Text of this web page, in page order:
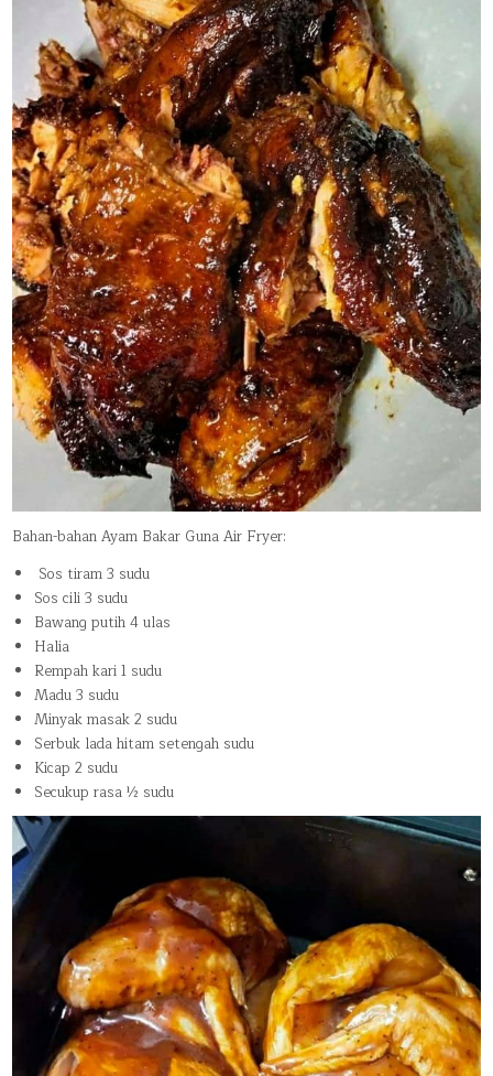
Bahan-bahan Ayam Bakar Guna Air Fryer:
Sos tiram 3 sudu
Sos cili 3 sudu
Bawang putih 4 ulas
Halia
Rempah kari 1 sudu
Madu 3 sudu
Minyak masak 2 sudu
Serbuk lada hitam setengah sudu
Kicap 2 sudu
Secukup rasa ½ sudu